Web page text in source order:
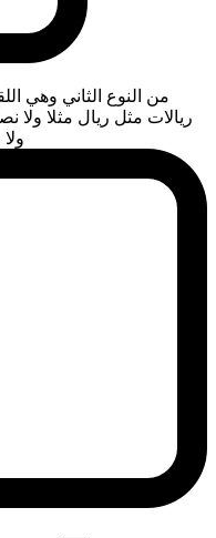
من النوع الثاني وهي
ريالات مثل ريال مثلا ولا